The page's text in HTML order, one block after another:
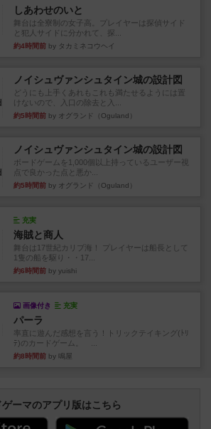
しあわせのいと
舞台は全寮制の女子高。プレイヤーは探偵サイド
と犯人サイドに分かれて、探...
約4時間前 by タカミネコウヘイ
ノイシュヴァンシュタイン城の設計図
どうにも上手くあれもこれも満たせるようには置
けないので、入口の除去と入...
約5時間前 by オグランド（Oguland）
ノイシュヴァンシュタイン城の設計図
ボードゲームを1,000個以上持っているユーザー視
点で良かった点と悪か...
約5時間前 by オグランド（Oguland）
充実
海賊と商人
舞台は17世紀カリブ海！ プレイヤーは船長として
1隻の船を駆り・・17...
約6時間前 by yuishi
画像付き 充実
パーラ
率直に遊んだ感想を言う！トリックテイキング(ﾄﾘ
ﾃ)のカードゲーム。 ...
約8時間前 by 鳴屋
ゲーマのアプリ版はこちら